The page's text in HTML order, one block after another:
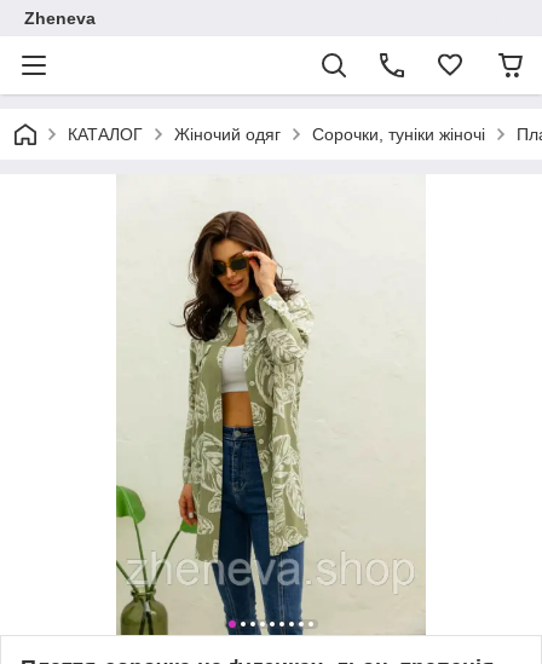
Zheneva
КАТАЛОГ Жіночий одяг Сорочки, туніки жіночі